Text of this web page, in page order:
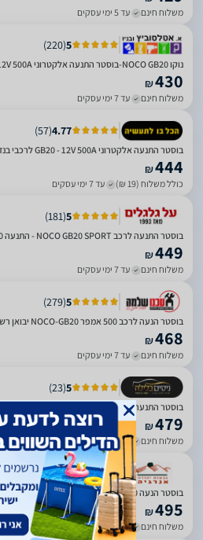
משלוח חינם עד 5 ימי עסקים
5
(
220
)
נוקו NOCO GB20-בוסטר התנעה אלקטרוני 12V 500A לרכבי בנזין בנפח עד 4 ל'
₪430
משלוח חינם עד 7 ימי עסקים
4.77
(
57
)
בוסטר התנעה אלקטרוני GB20 - 12V 500A לרכבי בנזין בנפח עד 4 ל' - NOCO
₪444
כולל משלוח (19 ₪) עד 7 ימי עסקים
5
(
181
)
בוסטר התנעה לרכב NOCO GB20 SPORT - התנעה 400 אמפר -יבואן רשמי- במלאי !!
₪449
משלוח חינם עד 7 ימי עסקים
5
(
279
)
בוסטר הנעה לרכב 500 אמפר NOCO-GB20 יבואן רשמי
₪468
משלוח חינם עד 7 ימי עסקים
5
(
23
)
בוסטר התנעה לרכב NOCO GB20
₪479
משלוח חינם עד 3 ימי עסקים
5
(
40
)
בוסטר הנעה 500 אמפר NOCO-GB20
₪495
משלוח חינם עד 14 ימי עסקים